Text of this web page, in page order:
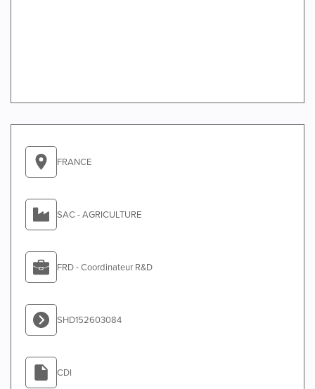
FRANCE
SAC - AGRICULTURE
FRD - Coordinateur R&D
SHD152603084
CDI